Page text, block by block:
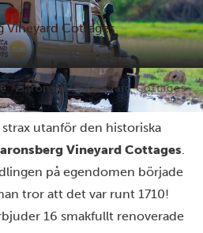
Vineyard Cottages
Saronsberg Vineyard Cottages
utanför den historiska
Vineyard Cottages.
på egendomen började
tror att det var runt 1710!
16 smakfullt renoverade